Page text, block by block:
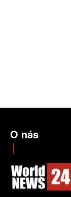
O nás